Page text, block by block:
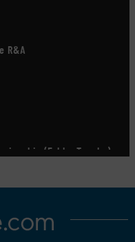
R&A
(Erkko Trophy)